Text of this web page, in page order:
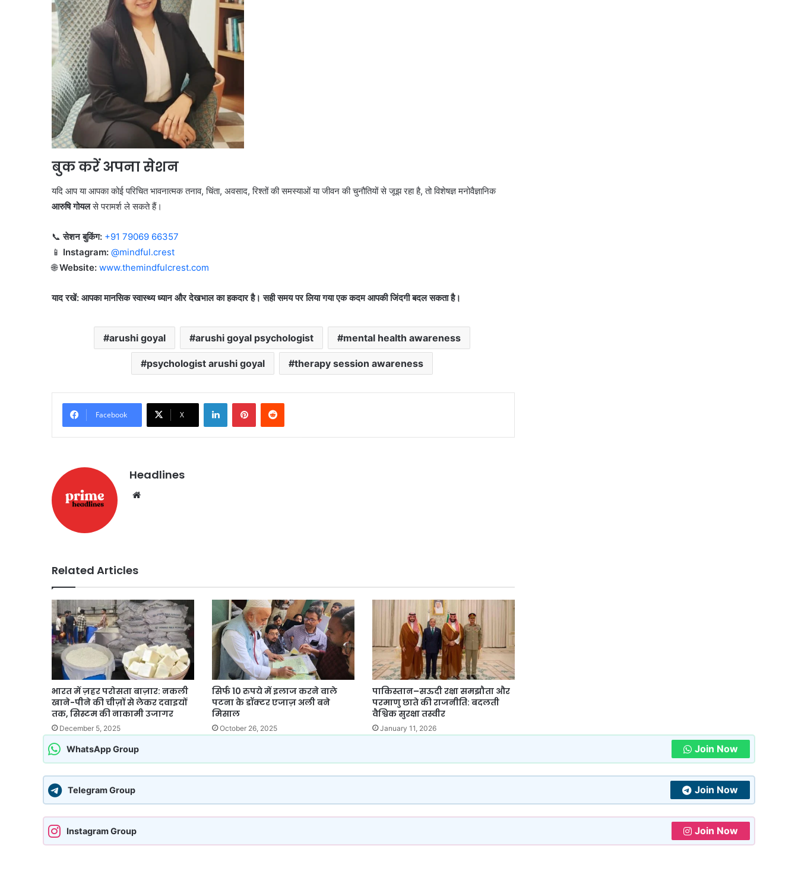
बुक करें अपना सेशन
यदि आप या आपका कोई परिचित भावनात्मक तनाव, चिंता, अवसाद, रिश्तों की समस्याओं या जीवन की चुनौतियों से जूझ रहा है, तो विशेषज्ञ मनोवैज्ञानिक
आरुषि गोयलसे परामर्श ले सकते हैं।
📞सेशन बुकिंग: +91 79069 66357
📱 Instagram: @mindful.crest
🌐Website: www.themindfulcrest.com
याद रखें: आपका मानसिक स्वास्थ्य ध्यान और देखभाल का हकदार है। सही समय पर लिया गया एक कदम आपकी जिंदगी बदल सकता है।
arushi goyal arushi goyal psychologist mental health awareness
psychologist arushi goyal therapy session awareness
Facebook X
LinkedInPinterestReddit
Headlines
Related Articles
भारत में ज़हर परोसता बाज़ार: नकली
खाने-पीने की चीज़ों से लेकर दवाइयों
तक, सिस्टम की नाकामी उजागर
December 5, 2025
सिर्फ 10 रुपये में इलाज करने वाले
पटना के डॉक्टर एजाज़ अली बने
मिसाल
October 26, 2025
पाकिस्तान–सऊदी रक्षा समझौता और
परमाणु छाते की राजनीति: बदलती
वैश्विक सुरक्षा तस्वीर
January 11, 2026
WhatsApp Group Join Now
Telegram Group Join Now
Instagram Group Join Now